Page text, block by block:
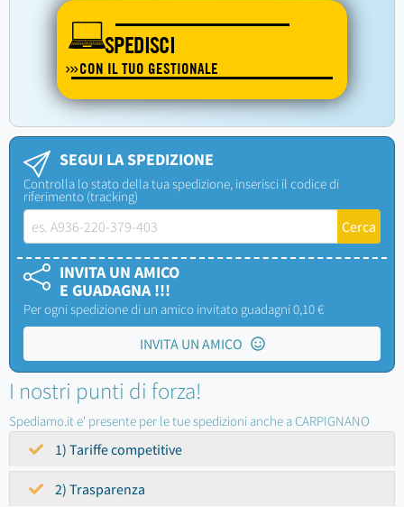
SPEDISCI
CON IL TUO GESTIONALE
SEGUI LA SPEDIZIONE
Controlla lo stato della tua spedizione, inserisci il codice di
riferimento (tracking)
INVITA UN AMICO
E GUADAGNA !!!
Per ogni spedizione di un amico invitato guadagni 0,10 €
INVITA UN AMICO
I nostri punti di forza!
Spediamo.it e' presente per le tue spedizioni anche a CARPIGNANO
1) Tariffe competitive
2) Trasparenza